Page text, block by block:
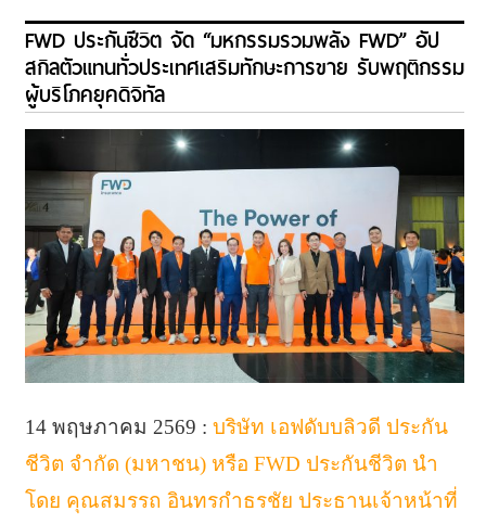
FWD ประกันชีวิต จัด “มหกรรมรวมพลัง FWD” อัป
สกิลตัวแทนทั่วประเทศเสริมทักษะการขาย รับพฤติกรรม
ผู้บริโภคยุคดิจิทัล
14 พฤษภาคม 2569 : บริษัท เอฟดับบลิวดี ประกัน
ชีวิต จำกัด (มหาชน) หรือ FWD ประกันชีวิต นำ
โดย คุณสมรรถ อินทรกำธรชัย ประธานเจ้าหน้าที่